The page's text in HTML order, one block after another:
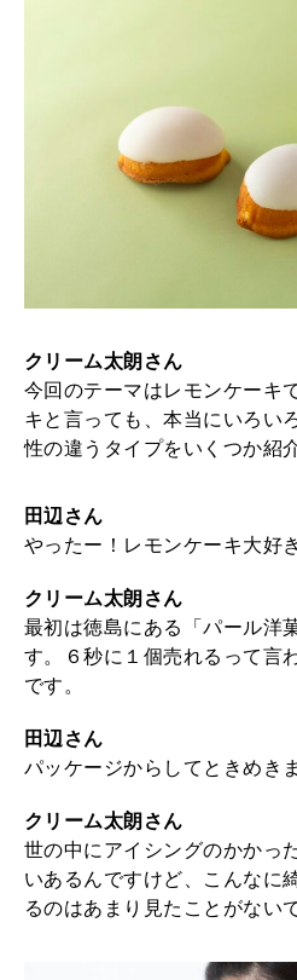
クリーム太朗さん
今回のテーマはレモンケーキ
キと言っても、本当にいろい
性の違うタイプをいくつか紹
田辺さん
やったー！レモンケーキ大好き
クリーム太朗さん
最初は徳島にある「パール洋
す。６秒に１個売れるって言
です。
田辺さん
パッケージからしてときめき
クリーム太朗さん
世の中にアイシングのかかっ
いあるんですけど、こんなに
るのはあまり見たことがない